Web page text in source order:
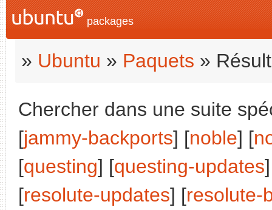
packages
» Ubuntu » Paquets »
Chercher dans une suite
[jammy-backports] [noble] [
[questing] [questing-updates
[resolute-updates] [resolute-